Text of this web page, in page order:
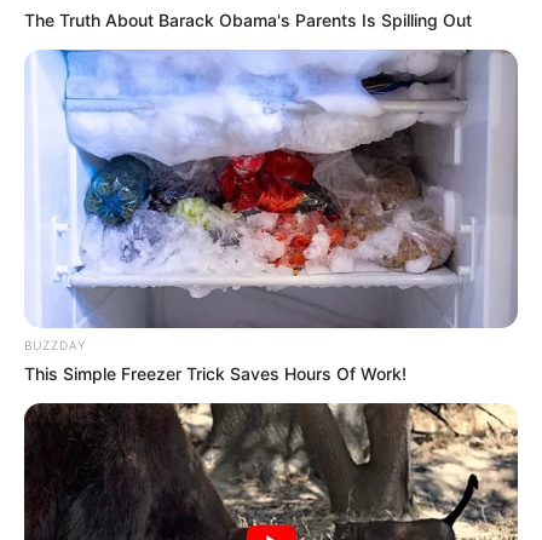
yenə palçıq içində məktəbə gedəcək?
60 0
14:14 / 06 Avqust 2026
SƏRƏNCAM
0 0
The Truth About Barack Obama's Parents Is Spilling Out
BUZZDAY
This Simple Freezer Trick Saves Hours Of Work!